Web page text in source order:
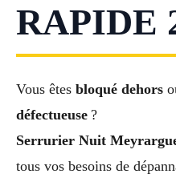
RAPIDE
Vous êtes bloqué dehors
défectueuse ?
Serrurier Nuit
tous vos besoins de